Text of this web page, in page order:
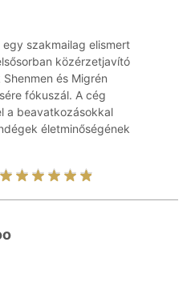
szakmailag elismert
közérzetjavító
és Migrén
fókuszál. A cég
a beavatkozásokkal
életminőségének